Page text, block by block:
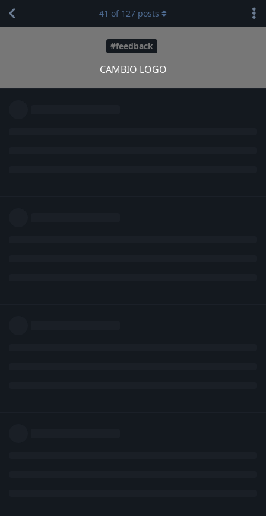
#feedback
CAMBIO LOGO
41 of 127 posts